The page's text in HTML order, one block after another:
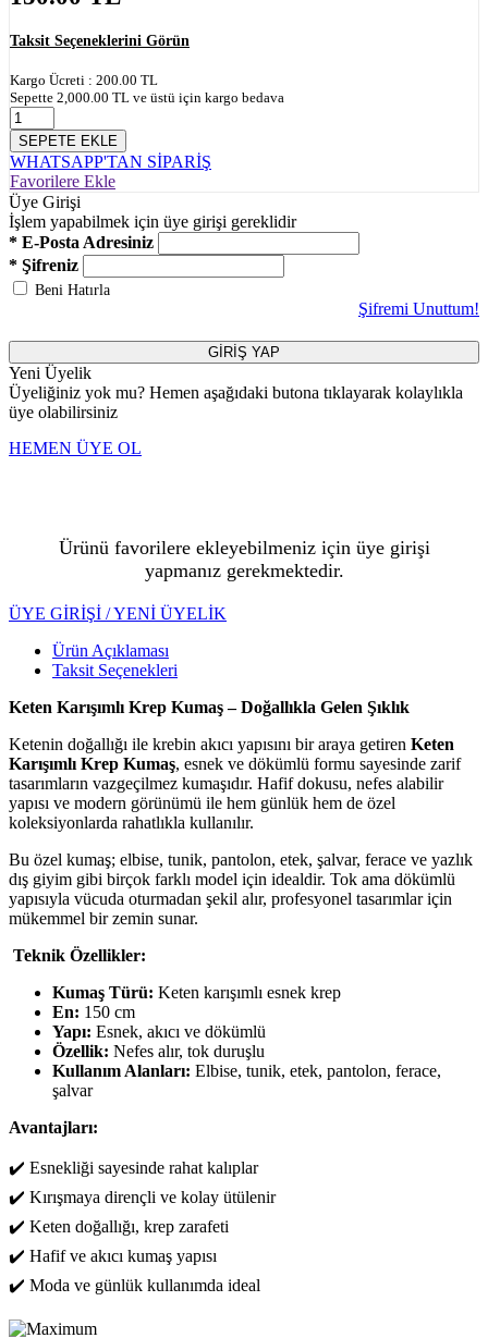
Taksit Seçeneklerini Görün
Kargo Ücreti : 200.00 TL
Sepette 2,000.00 TL ve üstü için kargo bedava
SEPETE EKLE
WHATSAPP'TAN SİPARİŞ
Favorilere Ekle
Üye Girişi
İşlem yapabilmek için üye girişi gereklidir
* E-Posta Adresiniz
* Şifreniz
Beni Hatırla
Şifremi Unuttum!
GİRİŞ YAP
Yeni Üyelik
Üyeliğiniz yok mu? Hemen aşağıdaki butona tıklayarak kolaylıkla
üye olabilirsiniz
HEMEN ÜYE OL
Ürünü favorilere ekleyebilmeniz için üye girişi
yapmanız gerekmektedir.
ÜYE GİRİŞİ / YENİ ÜYELİK
Ürün Açıklaması
Taksit Seçenekleri
Keten Karışımlı Krep Kumaş – Doğallıkla Gelen Şıklık
Ketenin doğallığı ile krebin akıcı yapısını bir araya getiren Keten
Karışımlı Krep Kumaş, esnek ve dökümlü formu sayesinde zarif
tasarımların vazgeçilmez kumaşıdır. Hafif dokusu, nefes alabilir
yapısı ve modern görünümü ile hem günlük hem de özel
koleksiyonlarda rahatlıkla kullanılır.
Bu özel kumaş; elbise, tunik, pantolon, etek, şalvar, ferace ve yazlık
dış giyim gibi birçok farklı model için idealdir. Tok ama dökümlü
yapısıyla vücuda oturmadan şekil alır, profesyonel tasarımlar için
mükemmel bir zemin sunar.
Teknik Özellikler:
Kumaş Türü: Keten karışımlı esnek krep
En: 150 cm
Yapı: Esnek, akıcı ve dökümlü
Özellik: Nefes alır, tok duruşlu
Kullanım Alanları: Elbise, tunik, etek, pantolon, ferace,
şalvar
Avantajları:
✔️ Esnekliği sayesinde rahat kalıplar
✔️ Kırışmaya dirençli ve kolay ütülenir
✔️ Keten doğallığı, krep zarafeti
✔️ Hafif ve akıcı kumaş yapısı
✔️ Moda ve günlük kullanımda ideal